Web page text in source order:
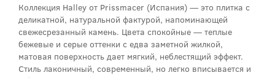
Коллекция Halley от Prissmacer (Испания) — это плитка с
деликатной, натуральной фактурой, напоминающей
свежесрезанный камень. Цвета спокойные — теплые
бежевые и серые оттенки с едва заметной жилкой,
матовая поверхность дает мягкий, неблестящий эффект.
Стиль лаконичный, современный, но легко вписывается и